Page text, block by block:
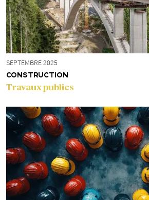
SEPTEMBRE 2025
CONSTRUCTION
Travaux publics